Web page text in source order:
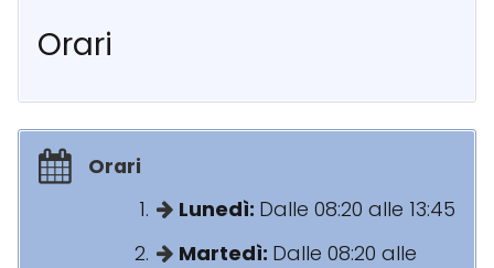
Orari
Orari
Lunedì: Dalle 08:20 alle 13:45
Martedì: Dalle 08:20 alle